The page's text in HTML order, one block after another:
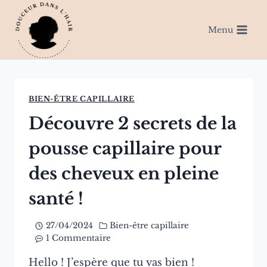
Aller
contenu
Menu
BIEN-ÊTRE CAPILLAIRE
Découvre 2 secrets de la
pousse capillaire pour
des cheveux en pleine
santé !
27/04/2024
Bien-être capillaire
1 Commentaire
Hello ! J’espère que tu vas bien !